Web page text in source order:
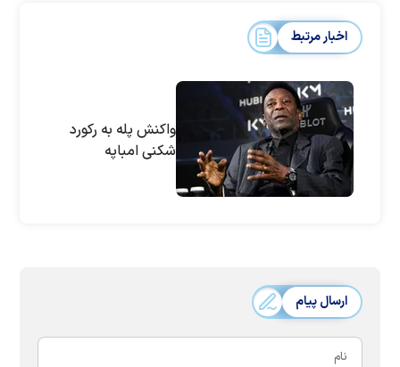
اخبار مرتبط
واکنش پله به رکورد
شکنی امباپه
ارسال پیام